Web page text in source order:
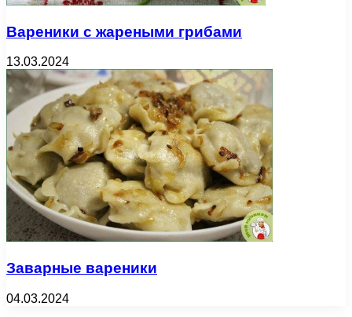
Вареники с жареными грибами
13.03.2024
Заварные вареники
04.03.2024